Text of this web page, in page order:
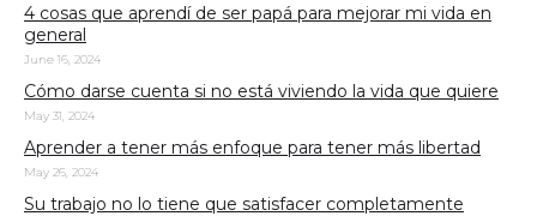
4 cosas que aprendí de ser papá para mejorar mi vida en
general
June 16, 2024
Cómo darse cuenta si no está viviendo la vida que quiere
May 31, 2024
Aprender a tener más enfoque para tener más libertad
May 26, 2024
Su trabajo no lo tiene que satisfacer completamente